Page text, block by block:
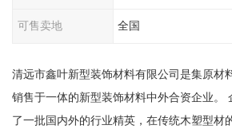
可售卖地 全国
清远市鑫叶新型装饰材料有限公司是集原材
销售于一体的新型装饰材料中外合资企业。
了一批国内外的行业精英，在传统木塑型材